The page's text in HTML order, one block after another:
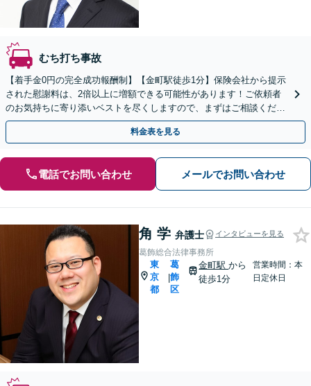
むち打ち事故
【着手金0円の完全成功報酬制】【金町駅徒歩1分】保険会社から提示
された慰謝料は、2倍以上に増額できる可能性があります！ご依頼者
のお気持ちに寄り添いベストを尽くしますので、まずはご相談くださ
い【初回面談30分無料】【弁護士特約利用で実質0円】
料金表を見る
電話でお問い合わせ メールでお問い合わせ
角 学 弁護士 インタビューを見る
葛飾総合法律事務所
東
京
都
|
葛
飾
区
金町駅から
徒歩1分
営業時間：本
日定休日